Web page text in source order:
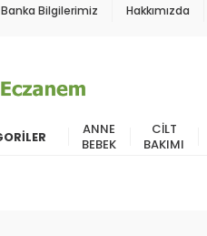
Banka Bilgilerimiz Hakkımızda
ANNE
BEBEK
CILT
BAKIMI